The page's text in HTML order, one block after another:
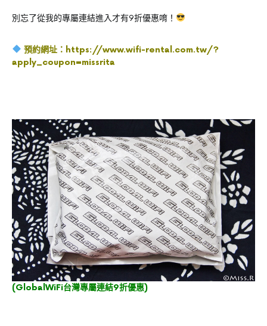
別忘了從我的專屬連結進入才有9折優惠唷！
預約網址： https://www.wifi-rental.com.tw/?
apply_coupon=missrita
(GlobalWiFi台灣專屬連結9折優惠)